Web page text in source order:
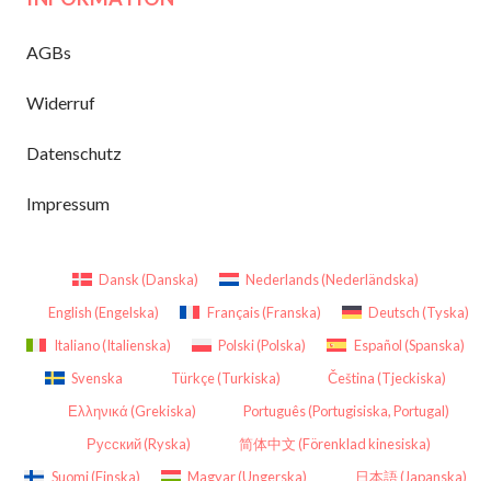
AGBs
Widerruf
Datenschutz
Impressum
Dansk (Danska) Nederlands(Nederländska)
English (Engelska) Français(Franska) Deutsch (Tyska)
Italiano(Italienska) Polski(Polska) Español (Spanska)
Svenska
Türkçe(Turkiska) Čeština (Tjeckiska)
Ελληνικά (Grekiska) Português(Portugisiska, Portugal)
Русский(Ryska) 简体中文 (Förenklad kinesiska)
Suomi(Finska) Magyar(Ungerska) 日本語(Japanska)